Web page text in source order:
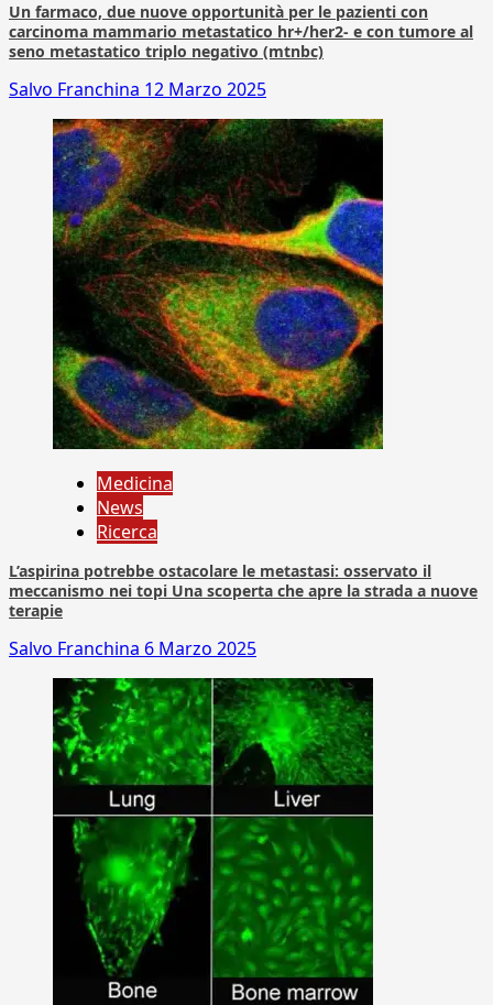
Un farmaco, due nuove opportunità per le pazienti con
carcinoma mammario metastatico hr+/her2- e con tumore al
seno metastatico triplo negativo (mtnbc)
Salvo Franchina 12 Marzo 2025
Medicina
News
Ricerca
L’aspirina potrebbe ostacolare le metastasi: osservato il
meccanismo nei topi Una scoperta che apre la strada a nuove
terapie
Salvo Franchina 6 Marzo 2025